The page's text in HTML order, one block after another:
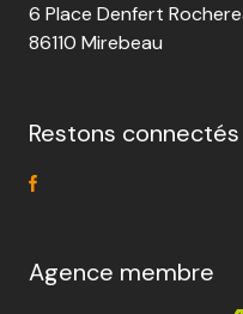
6 Place Denfert
86110 Mirebeau
Restons connectés
Agence membre